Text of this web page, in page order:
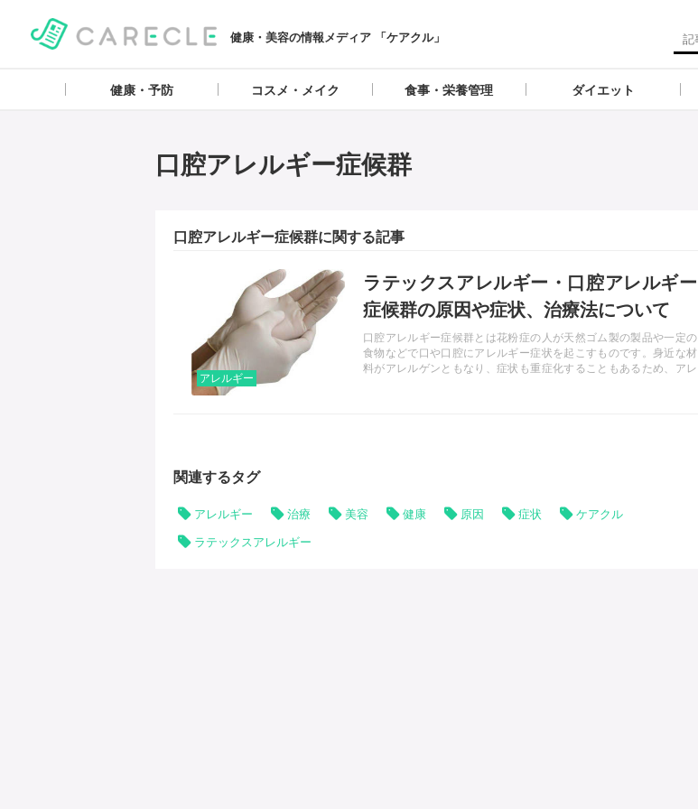
健康・美容の情報メディア 「ケアクル」
健康・予防 コスメ・メイク 食事・栄養管理 ダイエット
口腔アレルギー症候群
口腔アレルギー症候群に関する記事
ラテックスアレルギー・口腔アレルギー
症候群の原因や症状、治療法について
口腔アレルギー症候群とは花粉症の人が天然ゴム製の製品や一定の
食物などで口や口腔にアレルギー症状を起こすものです。身近な材
料がアレルゲンともなり、症状も重症化することもあるため、アレ
アレルギー
関連するタグ
アレルギー 治療 美容 健康 原因 症状 ケアクル
ラテックスアレルギー